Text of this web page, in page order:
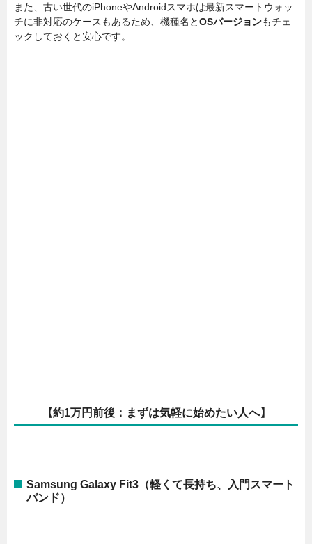
また、古い世代のiPhoneやAndroidスマホは最新スマートウォッ
チに非対応のケースもあるため、機種名とOSバージョンもチェ
ックしておくと安心です。
【約1万円前後：まずは気軽に始めたい人へ】
Samsung Galaxy Fit3（軽くて長持ち、入門スマート
バンド）